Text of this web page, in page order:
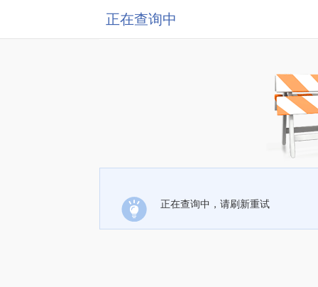
正在查询中
正在查询中，请刷新重试